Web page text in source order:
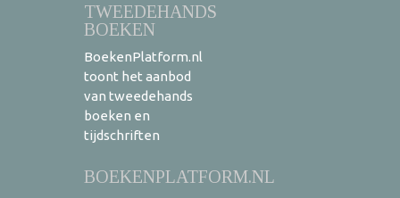
TWEEDEHANDS
BOEKEN
BoekenPlatform.nl
toont het aanbod
van tweedehands
boeken en
tijdschriften
BOEKENPLATFORM.NL